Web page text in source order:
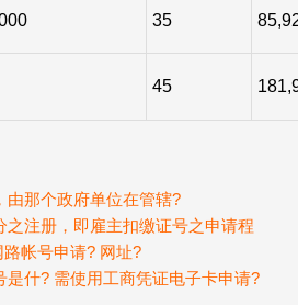
35
45
由那个政府单位在管辖?
之注册，即雇主扣缴证号之申请程
帐号申请? 网址?
是什? 需使用工商凭证电子卡申请?